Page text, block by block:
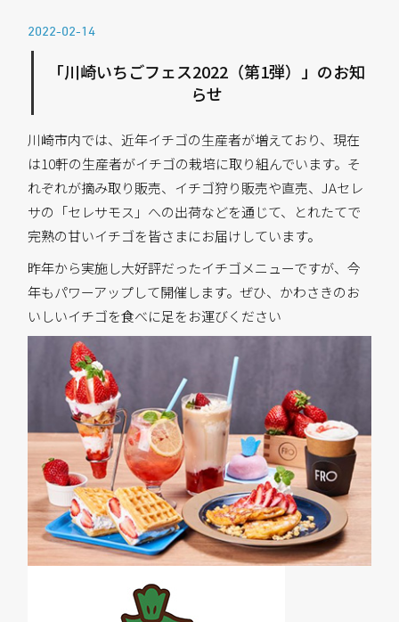
2022-02-14
「川崎いちごフェス2022（第1弾）」のお知
らせ
川崎市内では、近年イチゴの生産者が増えており、現在
は10軒の生産者がイチゴの栽培に取り組んでいます。そ
れぞれが摘み取り販売、イチゴ狩り販売や直売、JAセレ
サの「セレサモス」への出荷などを通じて、とれたてで
完熟の甘いイチゴを皆さまにお届けしています。
昨年から実施し大好評だったイチゴメニューですが、今
年もパワーアップして開催します。ぜひ、かわさきのお
いしいイチゴを食べに足をお運びください